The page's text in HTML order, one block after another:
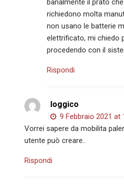
banalmente il prato
richiedono molta
non usano le batterie
elettrificato, mi chiedo
procedendo con il
Rispondi
loggico
9 Febbraio 2021 at
Vorrei sapere da mobilita
utente può creare..
Rispondi